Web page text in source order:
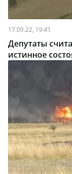
17.09.22, 19:41
Депутаты
истинное